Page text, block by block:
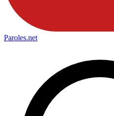
Paroles.net